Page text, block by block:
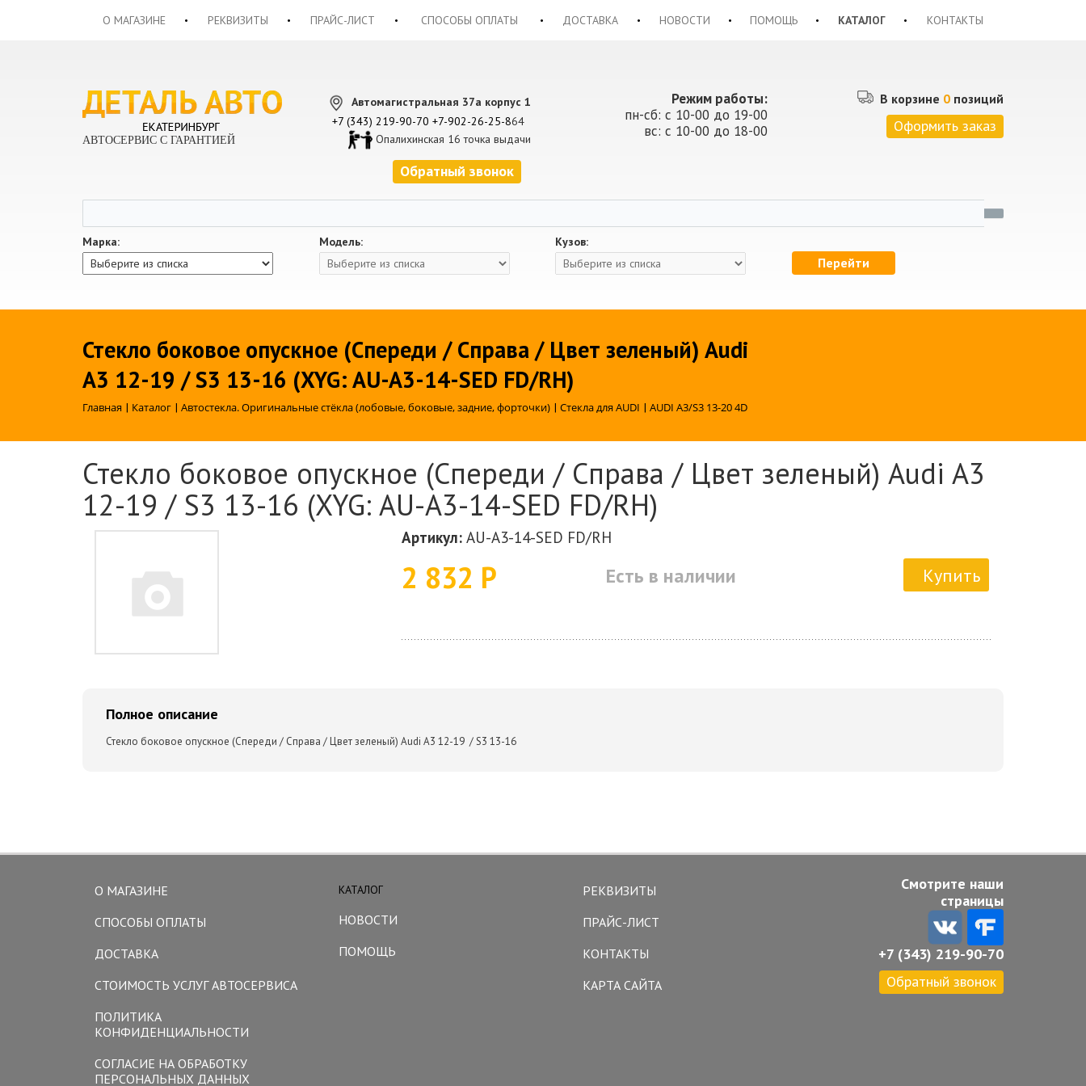
О МАГАЗИНЕ РЕКВИЗИТЫ ПРАЙС-ЛИСТ СПОСОБЫ ОПЛАТЫ ДОСТАВКА НОВОСТИ ПОМОЩЬ КАТАЛОГ КОНТАКТЫ
АВТОСЕРВИС С ГАРАНТИЕЙ
Автомагистральная 37а корпус 1
+7 (343) 219-90-70 +7-902-26-25-864
Опалихинская 16 точка выдачи
Обратный звонок
Режим работы:
пн-сб: с 10-00 до 19-00
вс: с 10-00 до 18-00
В корзине 0 позиций
Оформить заказ
Марка: Модель: Кузов:
Перейти
Стекло боковое опускное (Спереди / Справа / Цвет зеленый) Audi
A3 12-19 / S3 13-16 (XYG: AU-A3-14-SED FD/RH)
Главная | Каталог | Автостекла. Оригинальные стёкла (лобовые, боковые, задние, форточки) | Стекла для AUDI | AUDI A3/S3 13-20 4D
Стекло боковое опускное (Спереди / Справа / Цвет зеленый) Audi A3
12-19 / S3 13-16 (XYG: AU-A3-14-SED FD/RH)
Артикул: AU-A3-14-SED FD/RH
2 832 Р Есть в наличии Купить
Полное описание
Стекло боковое опускное (Спереди / Справа / Цвет зеленый) Audi A3 12-19 / S3 13-16
О МАГАЗИНЕ
СПОСОБЫ ОПЛАТЫ
ДОСТАВКА
СТОИМОСТЬ УСЛУГ АВТОСЕРВИСА
КАТАЛОГ
НОВОСТИ
ПОМОЩЬ
РЕКВИЗИТЫ
ПРАЙС-ЛИСТ
КОНТАКТЫ
КАРТА САЙТА
ПОЛИТИКА
КОНФИДЕНЦИАЛЬНОСТИ
СОГЛАСИЕ НА ОБРАБОТКУ
ПЕРСОНАЛЬНЫХ ДАННЫХ
Смотрите наши
страницы
+7 (343) 219-90-70
Обратный звонок